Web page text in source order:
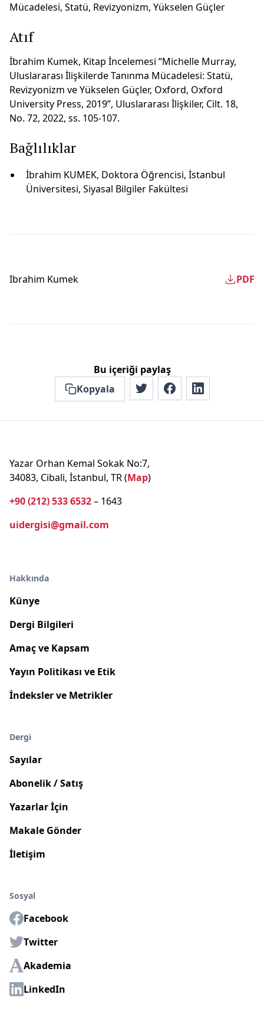
Mücadelesi, Statü, Revizyonizm, Yükselen Güçler
Atıf
İbrahim Kumek, Kitap İncelemesi “Michelle Murray,
Uluslararası İlişkilerde Tanınma Mücadelesi: Statü,
Revizyonizm ve Yükselen Güçler, Oxford, Oxford
University Press, 2019”, Uluslararası İlişkiler, Cilt. 18,
No. 72, 2022, ss. 105-107.
Bağlılıklar
İbrahim KUMEK, Doktora Öğrencisi, İstanbul
Üniversitesi, Siyasal Bilgiler Fakültesi
Ibrahim Kumek PDF
Bu içeriği paylaş
Kopyala
Yazar Orhan Kemal Sokak No:7,
34083, Cibali, İstanbul, TR (Map)
+90 (212) 533 6532– 1643
uidergisi@gmail.com
Hakkında
Künye
Dergi Bilgileri
Amaç ve Kapsam
Yayın Politikası ve Etik
İndeksler ve Metrikler
Dergi
Sayılar
Abonelik / Satış
Yazarlar İçin
Makale Gönder
İletişim
Sosyal
Facebook
Twitter
Akademia
LinkedIn